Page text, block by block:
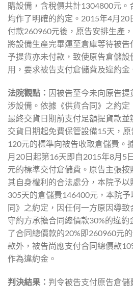
購設備，含稅價共計1304800元
均作了明確的約定。2015年4月20
付款260960元後，原告安排生產
將設備生產完畢運至倉庫等待被
予提貨亦未付款，致使原告倉儲
用，要求被告支付倉儲費及違約金
法院觀點： 因被告至今未向原告
涉設備。依據《供貨合同》之約
最終交貨日期前支付足額提貨款
交貨日期起免費保管設備15天，
120元的標準向被告收取倉儲費。
月20日起第16天即自2015年8月5
元的標準交付倉儲費。原告主張
其自身權利的合法處分，本院予
305天的倉儲費146400元，本院
同》之約定，因任何一方原因導
守約方承擔合同總價款30%的違
了合同總價款的20%即260960元
款外，被告尚應支付合同總價款
作為違約金。
判決結果： 判令被告支付原告倉儲